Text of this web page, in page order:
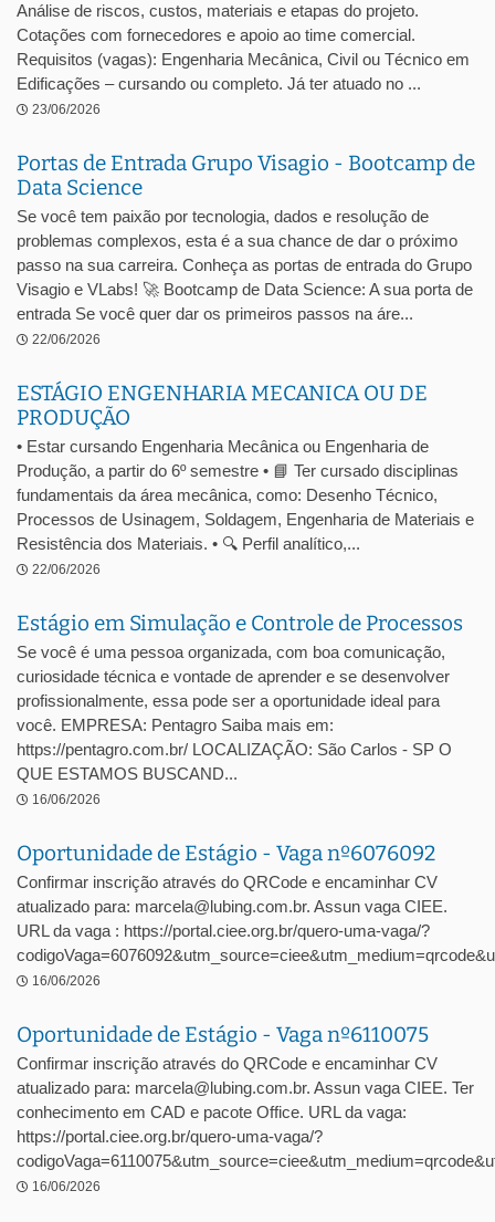
Análise de riscos, custos, materiais e etapas do projeto.
Cotações com fornecedores e apoio ao time comercial.
Requisitos (vagas): Engenharia Mecânica, Civil ou Técnico em
Edificações – cursando ou completo. Já ter atuado no ...
23/06/2026
Portas de Entrada Grupo Visagio - Bootcamp de
Data Science
Se você tem paixão por tecnologia, dados e resolução de
problemas complexos, esta é a sua chance de dar o próximo
passo na sua carreira. Conheça as portas de entrada do Grupo
Visagio e VLabs! 🚀 Bootcamp de Data Science: A sua porta de
entrada Se você quer dar os primeiros passos na áre...
22/06/2026
ESTÁGIO ENGENHARIA MECANICA OU DE
PRODUÇÃO
• Estar cursando Engenharia Mecânica ou Engenharia de
Produção, a partir do 6º semestre • 📘 Ter cursado disciplinas
fundamentais da área mecânica, como: Desenho Técnico,
Processos de Usinagem, Soldagem, Engenharia de Materiais e
Resistência dos Materiais. • 🔍 Perfil analítico,...
22/06/2026
Estágio em Simulação e Controle de Processos
Se você é uma pessoa organizada, com boa comunicação,
curiosidade técnica e vontade de aprender e se desenvolver
profissionalmente, essa pode ser a oportunidade ideal para
você. EMPRESA: Pentagro Saiba mais em:
https://pentagro.com.br/ LOCALIZAÇÃO: São Carlos - SP O
QUE ESTAMOS BUSCAND...
16/06/2026
Oportunidade de Estágio - Vaga nº6076092
Confirmar inscrição através do QRCode e encaminhar CV
atualizado para: marcela@lubing.com.br. Assun vaga CIEE.
URL da vaga : https://portal.ciee.org.br/quero-uma-vaga/?
16/06/2026
Oportunidade de Estágio - Vaga nº6110075
Confirmar inscrição através do QRCode e encaminhar CV
atualizado para: marcela@lubing.com.br. Assun vaga CIEE. Ter
conhecimento em CAD e pacote Office. URL da vaga:
https://portal.ciee.org.br/quero-uma-vaga/?
16/06/2026